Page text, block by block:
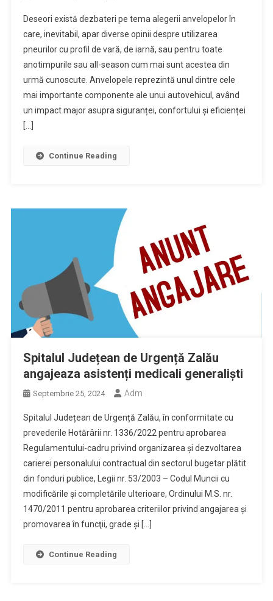
Deseori există dezbateri pe tema alegerii anvelopelor în
care, inevitabil, apar diverse opinii despre utilizarea
pneurilor cu profil de vară, de iarnă, sau pentru toate
anotimpurile sau all-season cum mai sunt acestea din
urmă cunoscute. Anvelopele reprezintă unul dintre cele
mai importante componente ale unui autovehicul, având
un impact major asupra siguranței, confortului și eficienței
[…]
Continue Reading
Spitalul Județean de Urgență Zalău
angajeaza asistenți medicali generaliști
Septembrie 25, 2024 Adm
Spitalul Județean de Urgență Zalău, în conformitate cu
prevederile Hotărârii nr. 1336/2022 pentru aprobarea
Regulamentului-cadru privind organizarea şi dezvoltarea
carierei personalului contractual din sectorul bugetar plătit
din fonduri publice, Legii nr. 53/2003 – Codul Muncii cu
modificările și completările ulterioare, Ordinului M.S. nr.
1470/2011 pentru aprobarea criteriilor privind angajarea şi
promovarea în funcţii, grade şi […]
Continue Reading